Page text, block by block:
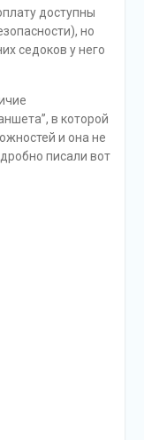
доступны
но
седоков у него
в которой
и она не
писали вот